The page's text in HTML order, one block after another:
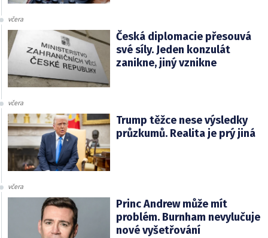
včera
Česká diplomacie přesouvá
své síly. Jeden konzulát
zanikne, jiný vznikne
včera
Trump těžce nese výsledky
průzkumů. Realita je prý jiná
včera
Princ Andrew může mít
problém. Burnham nevylučuje
nové vyšetřování